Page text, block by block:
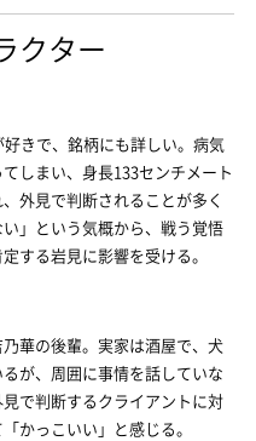
クター
きで、銘柄にも詳しい。病気
しまい、身長133センチメート
外見で判断されることが多く
」という気概から、戦う覚悟
する岩見に影響を受ける。
華の後輩。実家は酒屋で、犬
が、周囲に事情を話していな
で判断するクライアントに対
かっこいい」と感じる。